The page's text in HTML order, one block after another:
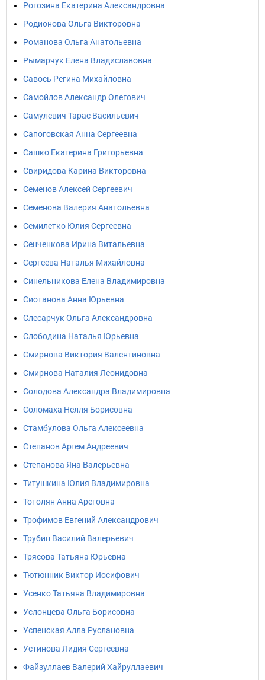
Рогозина Екатерина Александровна
Родионова Ольга Викторовна
Романова Ольга Анатольевна
Рымарчук Елена Владиславовна
Савось Регина Михайловна
Самойлов Александр Олегович
Самулевич Тарас Васильевич
Сапоговская Анна Сергеевна
Сашко Екатерина Григорьевна
Свиридова Карина Викторовна
Семенов Алексей Сергеевич
Семенова Валерия Анатольевна
Семилетко Юлия Сергеевна
Сенченкова Ирина Витальевна
Сергеева Наталья Михайловна
Синельникова Елена Владимировна
Сиотанова Анна Юрьевна
Слесарчук Ольга Александровна
Слободина Наталья Юрьевна
Смирнова Виктория Валентиновна
Смирнова Наталия Леонидовна
Солодова Александра Владимировна
Соломаха Нелля Борисовна
Стамбулова Ольга Алексеевна
Степанов Артем Андреевич
Степанова Яна Валерьевна
Титушкина Юлия Владимировна
Тотолян Анна Ареговна
Трофимов Евгений Александрович
Трубин Василий Валерьевич
Трясова Татьяна Юрьевна
Тютюнник Виктор Иосифович
Усенко Татьяна Владимировна
Услонцева Ольга Борисовна
Успенская Алла Руслановна
Устинова Лидия Сергеевна
Файзуллаев Валерий Хайруллаевич